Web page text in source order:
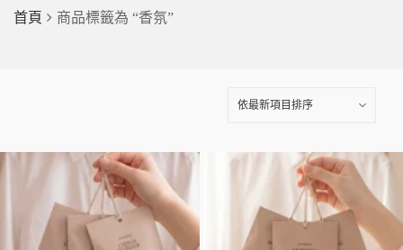
首頁 商品標籤為 “香氛”